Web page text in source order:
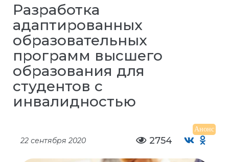
Разработка
адаптированных
образовательных
программ высшего
образования для
студентов с
инвалидностью
Анонс
22 сентября 2020 2754